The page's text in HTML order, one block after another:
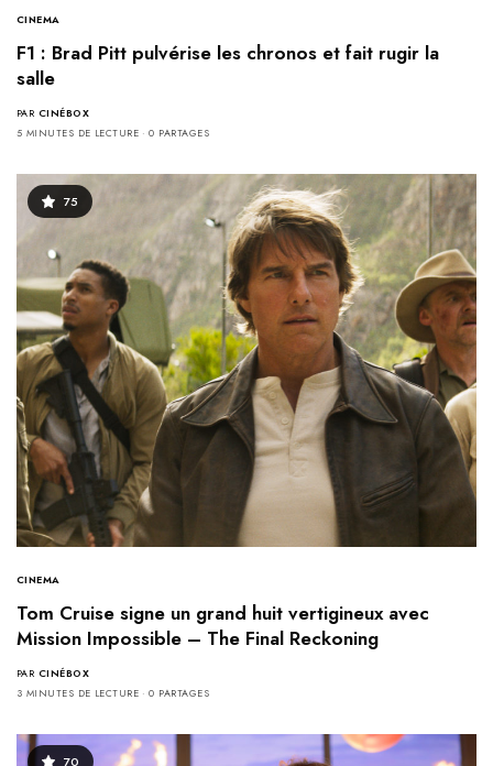
CINEMA
F1 : Brad Pitt pulvérise les chronos et fait rugir la
salle
PAR CINÉBOX
5 MINUTES DE LECTURE
0 PARTAGES
75
CINEMA
Tom Cruise signe un grand huit vertigineux avec
Mission Impossible – The Final Reckoning
PAR CINÉBOX
3 MINUTES DE LECTURE
0 PARTAGES
70